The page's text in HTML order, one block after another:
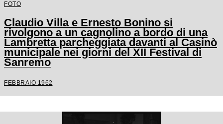
FOTO
Claudio Villa e Ernesto Bonino si
rivolgono a un cagnolino a bordo di una
Lambretta parcheggiata davanti al Casinò
municipale nei giorni del XII Festival di
Sanremo
FEBBRAIO 1962